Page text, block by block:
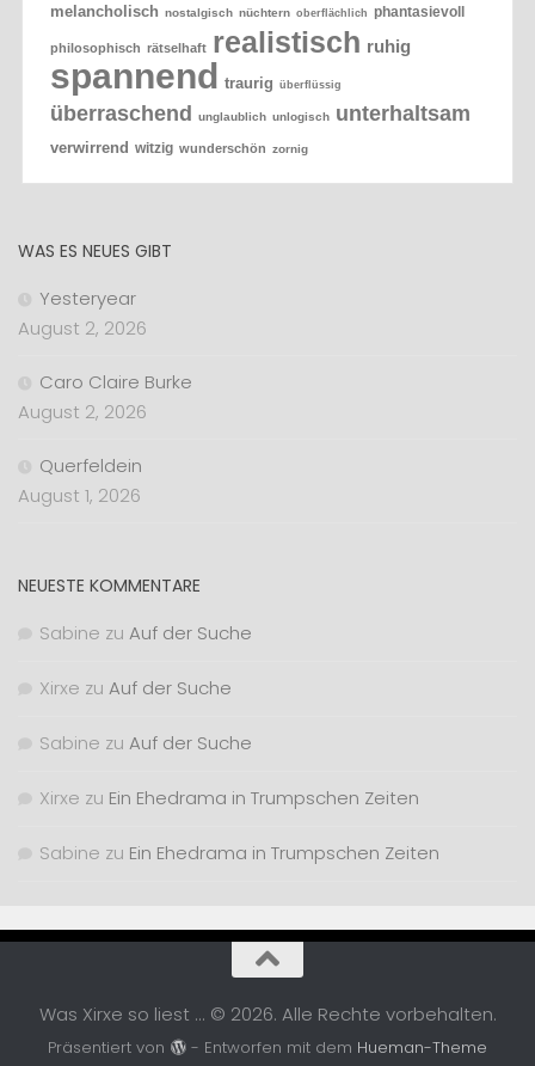
melancholisch nostalgisch nüchtern oberflächlich phantasievoll
philosophisch rätselhaft realistisch ruhig
spannend traurig überflüssig
überraschend unglaublich unlogisch unterhaltsam
verwirrend witzig wunderschön zornig
WAS ES NEUES GIBT
Yesteryear
August 2, 2026
Caro Claire Burke
August 2, 2026
Querfeldein
August 1, 2026
NEUESTE KOMMENTARE
Sabine zu Auf der Suche
Xirxe zu Auf der Suche
Sabine zu Auf der Suche
Xirxe zu Ein Ehedrama in Trumpschen Zeiten
Sabine zu Ein Ehedrama in Trumpschen Zeiten
Was Xirxe so liest ... © 2026. Alle Rechte vorbehalten.
Präsentiert von - Entworfen mit dem Hueman-Theme